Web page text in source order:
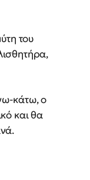
του
κάτω, ο
και θα